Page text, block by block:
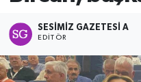
SESIMIZ GAZETESI A
EDITÖR
Gündem
Magazin
Trafik Durumu
Süper Lig Puan
Tüm Manşetler